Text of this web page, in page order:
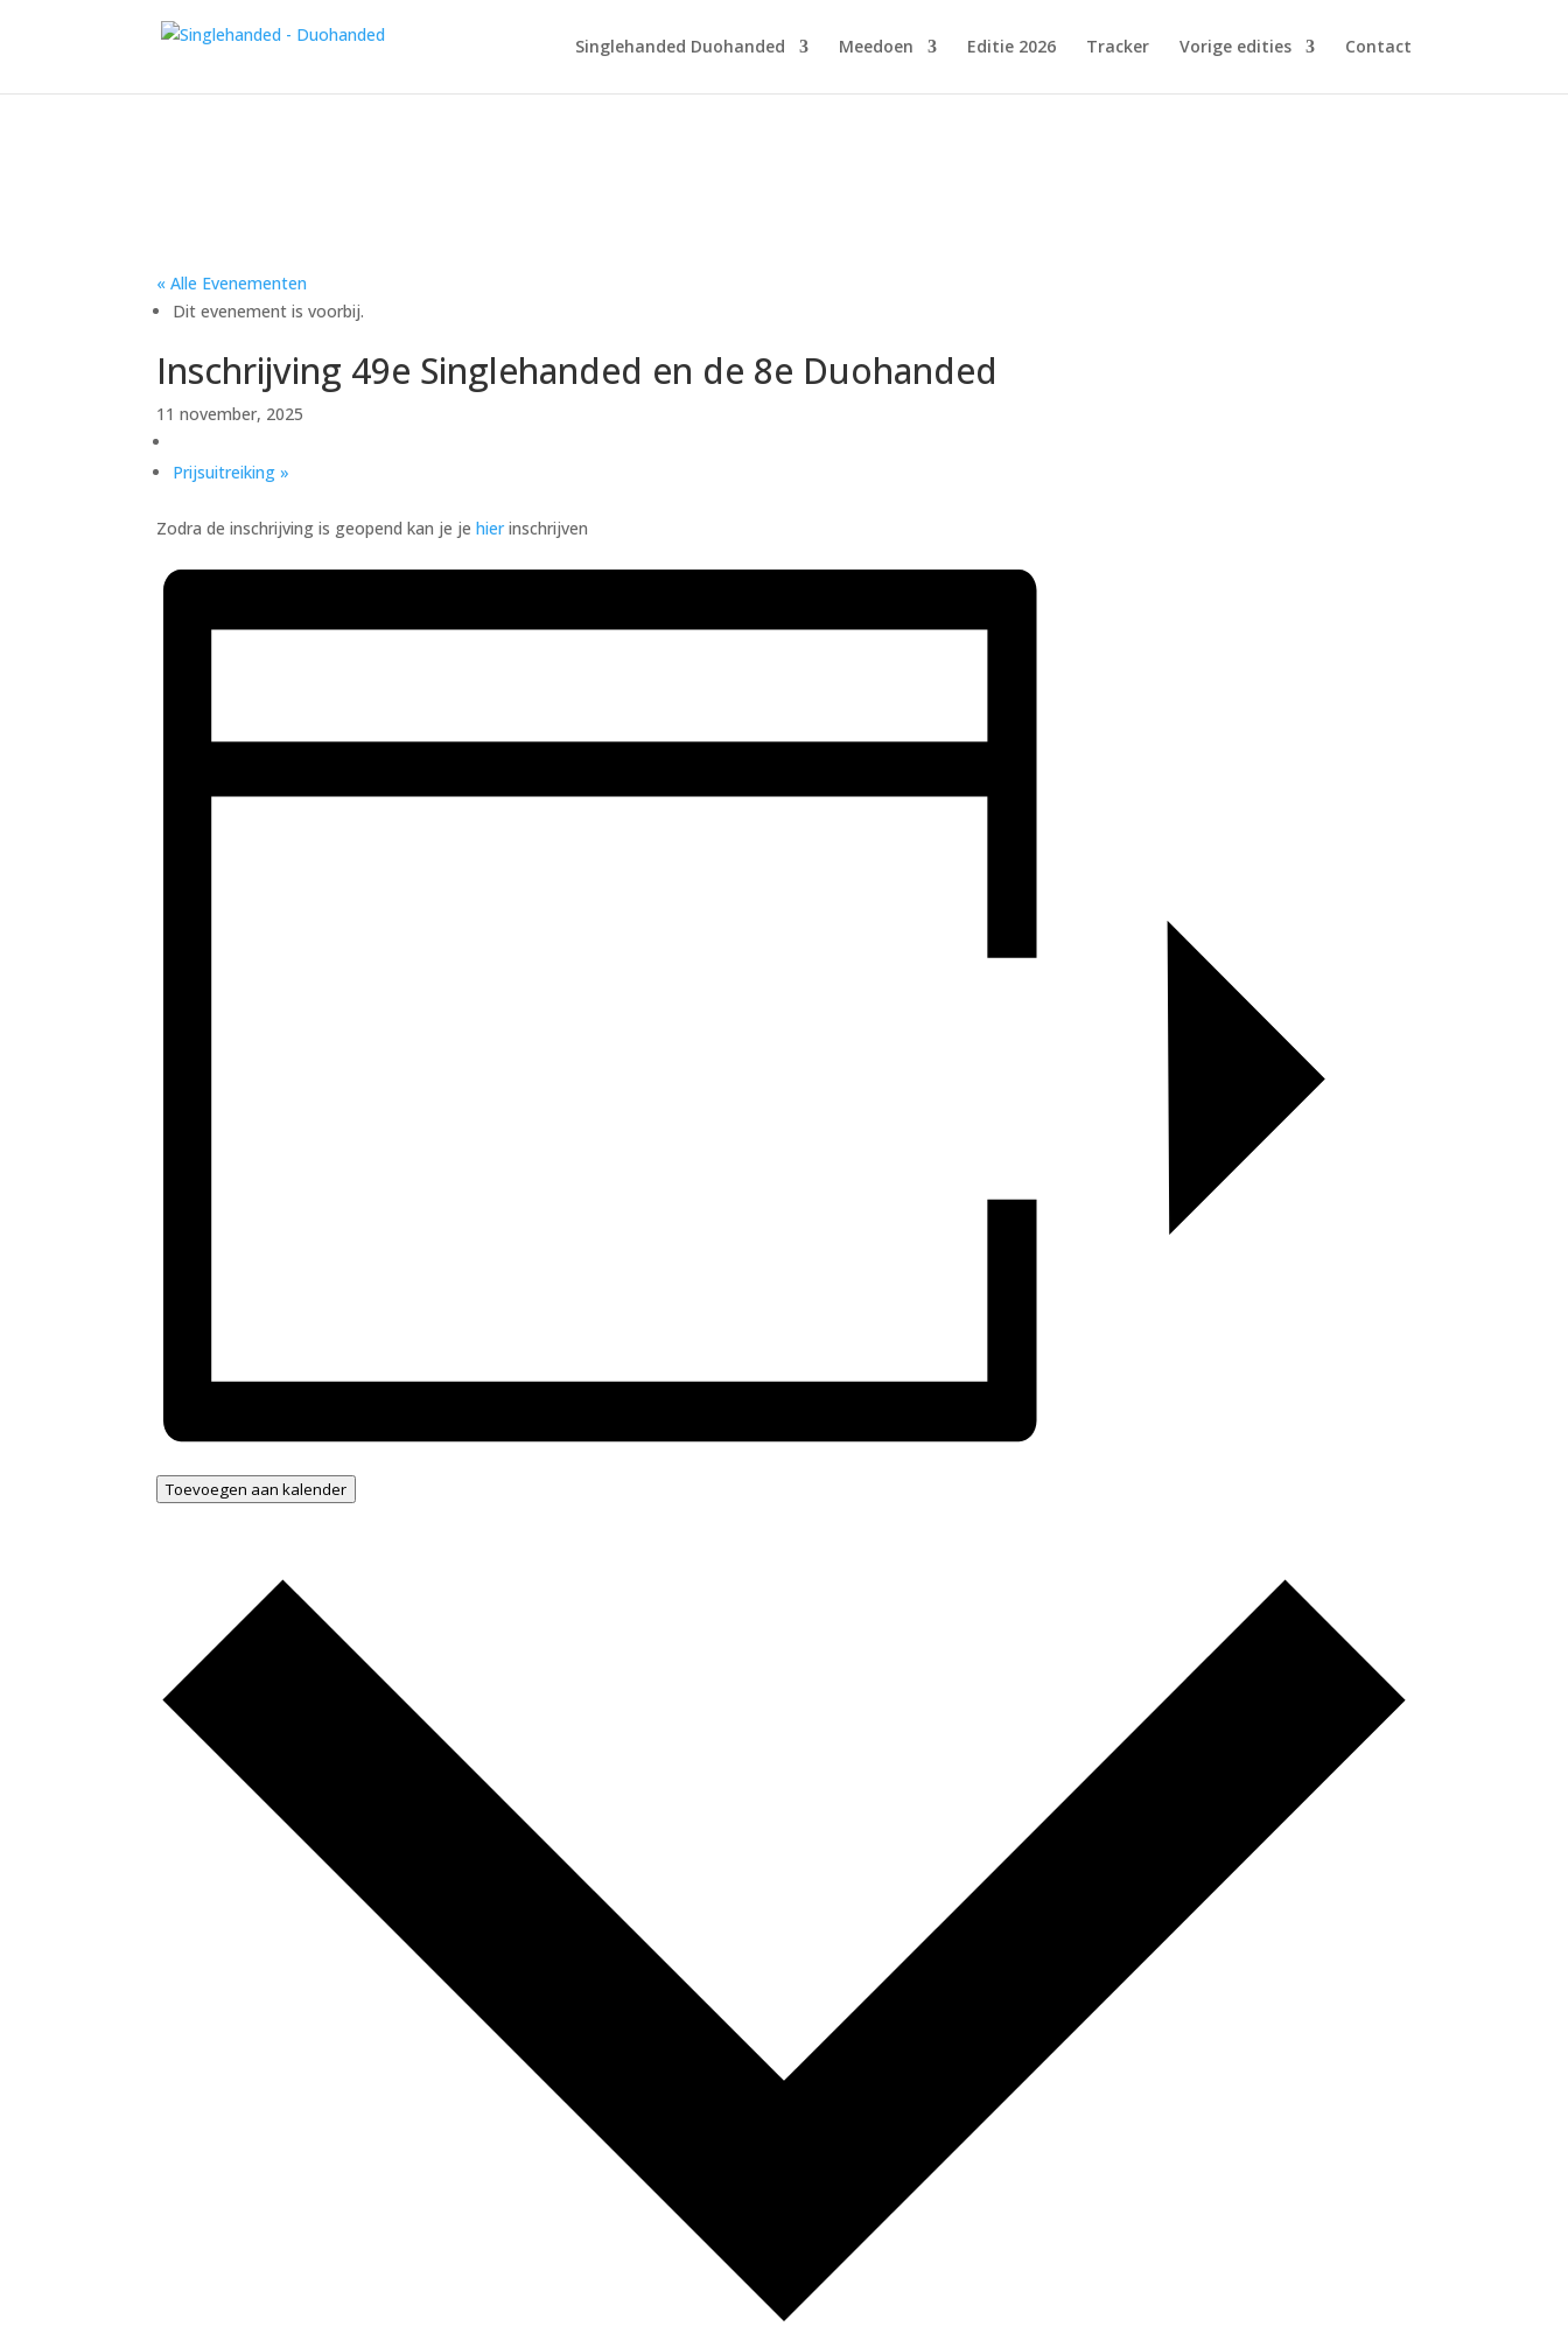
Singlehanded Duohanded Meedoen Editie 2026 Tracker Vorige edities Contact
« Alle Evenementen
Dit evenement is voorbij.
Inschrijving 49e Singlehanded en de 8e Duohanded
11 november, 2025
Prijsuitreiking»
Zodra de inschrijving is geopend kan je jehierinschrijven
Toevoegen aan kalender